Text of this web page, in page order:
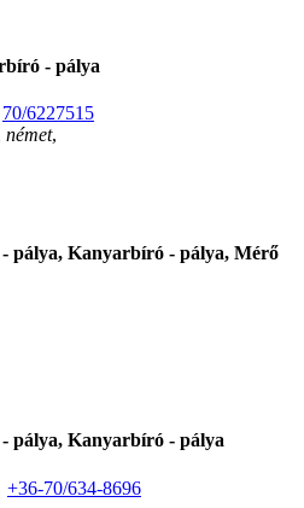
- pálya
70/6227515
német,
pálya, Kanyarbíró - pálya, Mérő
pálya, Kanyarbíró - pálya
+36-70/634-8696